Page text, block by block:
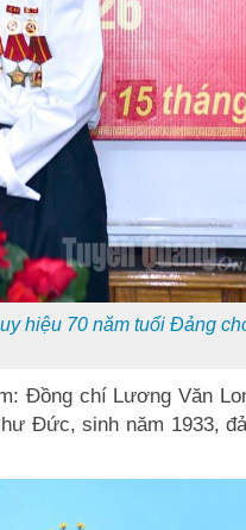
hiệu 70 năm tuổi Đảng
Đồng chí Lương Văn
Đức, sinh năm 1933,